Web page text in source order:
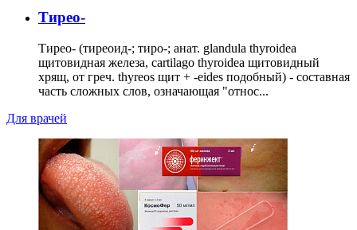
Тирео-
Тирео- (тиреоид-; тиро-; анат. glandula thyroidea
щитовидная железа, cartilago thyroidea щитовидный
хрящ, от греч. thyreos щит + -eides подобный) - составная
часть сложных слов, означающая "относ...
Для врачей